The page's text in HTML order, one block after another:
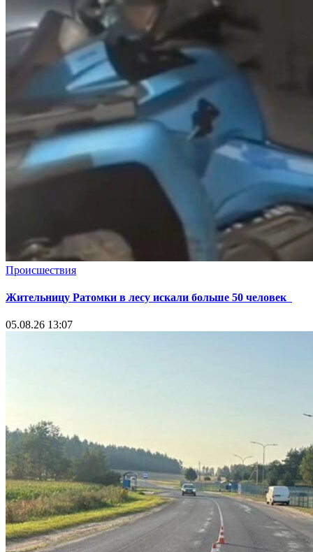
Происшествия
Жительницу Ратомки в лесу искали больше 50 человек
05.08.26 13:07